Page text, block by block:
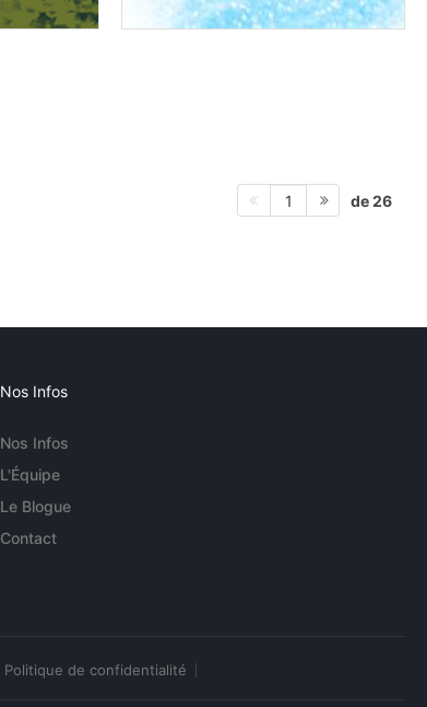
1 de 26
Nos Infos
Nos Infos
L'Équipe
Le Blogue
Contact
Politique de confidentialité